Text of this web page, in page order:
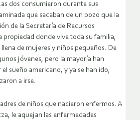
dos consumieron durante sus
que sacaban de un pozo que la
de la Secretaría de Recursos
propiedad donde vive toda su familia,
de mujeres y niños pequeños. De
jóvenes, pero la mayoría han
sueño americano, y ya se han ido,
a irse.
de niños que nacieron enfermos. A
le aquejan las enfermedades